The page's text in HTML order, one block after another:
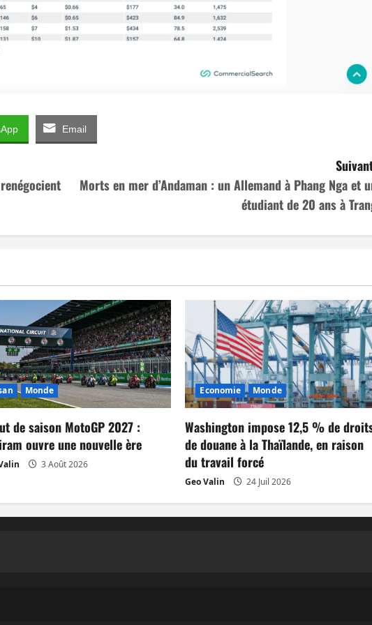
Email
Morts en mer d’Andaman : un Allemand à Phang Nga et
étudiant de 20 ans à
Monde
de saison MotoGP 2027 :
ouvre une nouvelle ère
3 Août 2026
Economie Monde
Washington impose 12,5 % de
de douane à la Thaïlande, en raison
du travail forcé
Geo Valin 24 Juil 2026